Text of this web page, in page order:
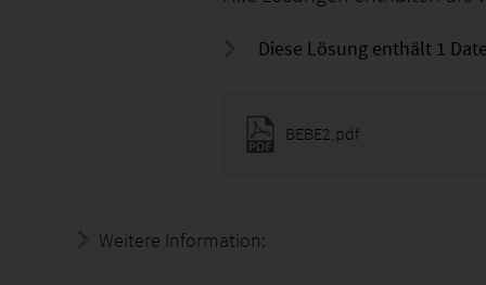
Diese Lösung enthält 1
BEBE2.pdf
Weitere Information: